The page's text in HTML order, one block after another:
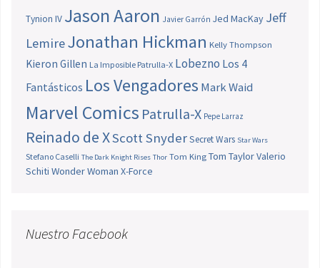
Tynion IV Jason Aaron Javier Garrón Jed MacKay Jeff
LemireJonathan Hickman Kelly Thompson
Kieron Gillen La Imposible Patrulla-X Lobezno Los 4
Fantásticos Los Vengadores Mark Waid
Marvel Comics Patrulla-X Pepe Larraz
Reinado de XScott SnyderSecret Wars Star Wars
Stefano Caselli The Dark Knight Rises Thor Tom King Tom TaylorValerio
Schiti Wonder Woman X-Force
Nuestro Facebook